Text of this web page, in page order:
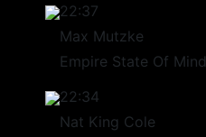
22:37
Max Mutzke
Empire State Of Mind
22:34
Nat King Cole